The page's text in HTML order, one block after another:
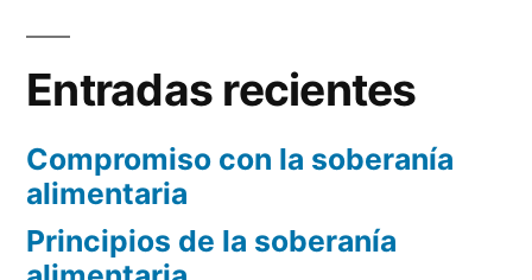
Entradas recientes
Compromiso con la soberanía
alimentaria
Principios de la soberanía